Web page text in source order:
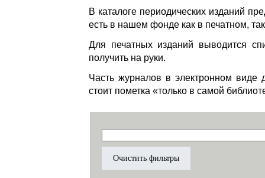
В каталоге периодических изданий
есть в нашем фонде как в печатном,
Для печатных изданий выводится
получить на руки.
Часть журналов в электронном виде
стоит пометка «только в самой